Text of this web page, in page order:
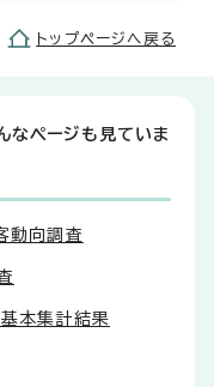
トップページへ戻る
なページも見ていま
動向調査
本集計結果